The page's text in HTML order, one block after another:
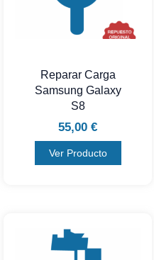
Reparar Carga
Samsung Galaxy
S8
55,00 €
Ver Producto